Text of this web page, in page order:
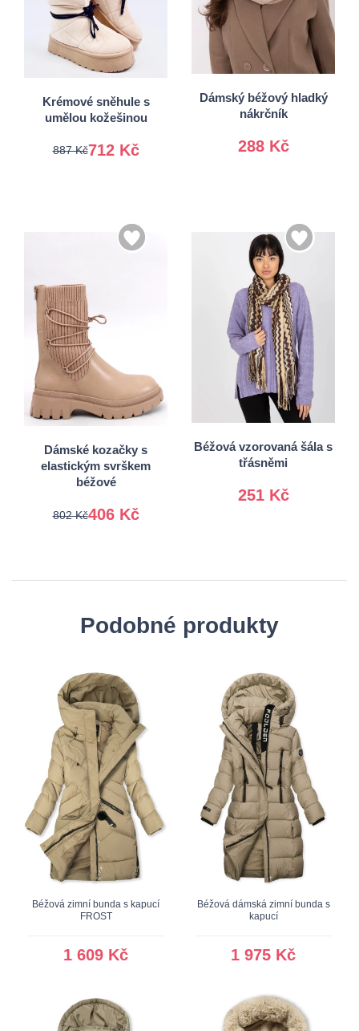
Krémové sněhule s
umělou kožešinou
712 Kč
887 Kč
36 37
38
41
Dámský béžový hladký
nákrčník
288 Kč
Univerzální
Dámské kozačky s
elastickým svrškem
béžové
406 Kč
802 Kč
36
38 40
Béžová vzorovaná šála s
třásněmi
251 Kč
Univerzální
Podobné produkty
Béžová zimní bunda s kapucí
FROST
1 609 Kč
Béžová dámská zimní bunda s
kapucí
1 975 Kč